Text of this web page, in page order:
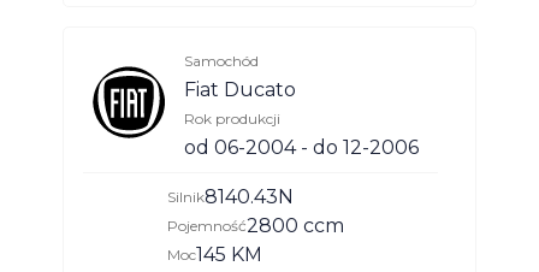
Samochód
Fiat Ducato
Rok produkcji
od 06-2004 - do 12-2006
Silnik8140.43N
Pojemność2800 ccm
Moc145 KM